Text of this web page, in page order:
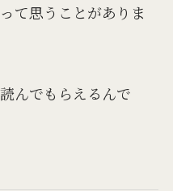
て思うことがありま
んでもらえるんで